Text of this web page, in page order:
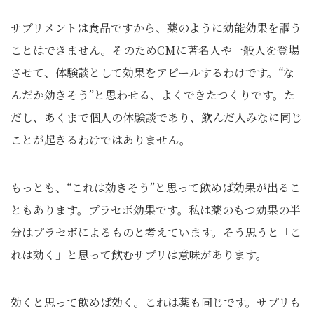
サプリメントは食品ですから、薬のように効能効果を謳う
ことはできません。そのためCMに著名人や一般人を登場
させて、体験談として効果をアピールするわけです。“な
んだか効きそう”と思わせる、よくできたつくりです。た
だし、あくまで個人の体験談であり、飲んだ人みなに同じ
ことが起きるわけではありません。
もっとも、“これは効きそう”と思って飲めば効果が出るこ
ともあります。プラセボ効果です。私は薬のもつ効果の半
分はプラセボによるものと考えています。そう思うと「こ
れは効く」と思って飲むサプリは意味があります。
効くと思って飲めば効く。これは薬も同じです。サプリも